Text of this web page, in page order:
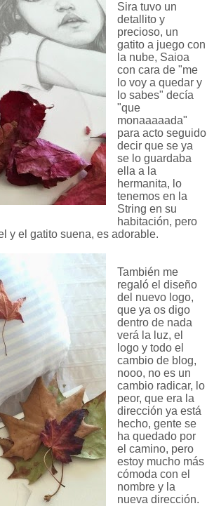
Sira tuvo un
detallito y
precioso, un
gatito a juego con
la nube, Saioa
con cara de "me
lo voy a quedar y
lo sabes" decía
"que
monaaaaada"
para acto seguido
decir que se ya
se lo guardaba
ella a la
hermanita, lo
tenemos en la
String en su
habitación, pero
y el gatito suena, es adorable.
También me
regaló el diseño
del nuevo logo,
que ya os digo
dentro de nada
verá la luz, el
logo y todo el
cambio de blog,
nooo, no es un
cambio radicar, lo
peor, que era la
dirección ya está
hecho, gente se
ha quedado por
el camino, pero
estoy mucho más
cómoda con el
nombre y la
nueva dirección.